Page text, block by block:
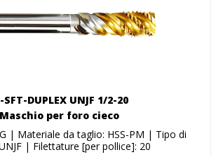
SFT-DUPLEX UNJF 1/2-20
Maschio per foro cieco
| Materiale da taglio: HSS-PM | Tipo di
| Filettature [per pollice]: 20